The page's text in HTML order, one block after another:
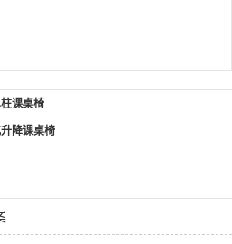
课桌椅
降课桌椅